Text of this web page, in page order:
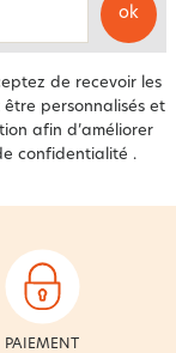
ok
de recevoir les
personnalisés et
afin d’améliorer
confidentialité .
PAIEMENT